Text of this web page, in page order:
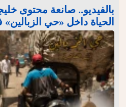
بالفيديو.. صانعة محتوى
الحياة داخل «حي